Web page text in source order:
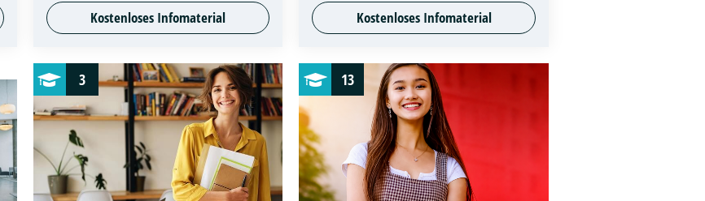
Kostenloses Infomaterial Kostenloses Infomaterial
3 13